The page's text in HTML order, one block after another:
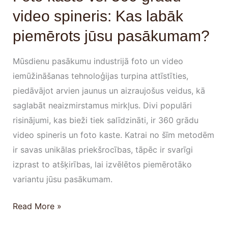
video spineris: Kas labāk
piemērots jūsu pasākumam?
Mūsdienu pasākumu industrijā foto un video
iemūžināšanas tehnoloģijas turpina attīstīties,
piedāvājot arvien jaunus un aizraujošus veidus, kā
saglabāt neaizmirstamus mirkļus. Divi populāri
risinājumi, kas bieži tiek salīdzināti, ir 360 grādu
video spineris un foto kaste. Katrai no šīm metodēm
ir savas unikālas priekšrocības, tāpēc ir svarīgi
izprast to atšķirības, lai izvēlētos piemērotāko
variantu jūsu pasākumam.
jūsu
pasākumam?
Read More »